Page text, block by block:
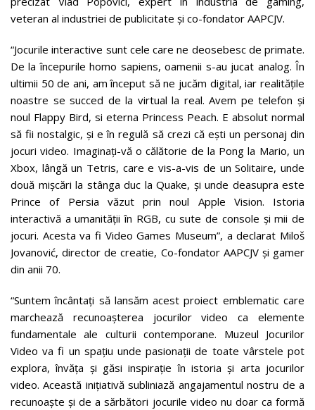
veteran al industriei de publicitate și co-fondator AAPCJV.
“Jocurile interactive sunt cele care ne deosebesc de primate.
De la începurile homo sapiens, oamenii s-au jucat analog. În
ultimii 50 de ani, am început să ne jucăm digital, iar realitățile
noastre se succed de la virtual la real. Avem pe telefon și
noul Flappy Bird, si eterna Princess Peach. E absolut normal
să fii nostalgic, și e în regulă să crezi că ești un personaj din
jocuri video. Imaginați-vă o călătorie de la Pong la Mario, un
Xbox, lângă un Tetris, care e vis-a-vis de un Solitaire, unde
două mișcări la stânga duc la Quake, și unde deasupra este
Prince of Persia văzut prin noul Apple Vision. Istoria
interactivă a umanității în RGB, cu sute de console și mii de
jocuri. Acesta va fi Video Games Museum”, a declarat Miloš
Jovanović, director de creatie, Co-fondator AAPCJV și gamer
din anii 70.
“Suntem încântați să lansăm acest proiect emblematic care
marchează recunoașterea jocurilor video ca elemente
fundamentale ale culturii contemporane. Muzeul Jocurilor
Video va fi un spațiu unde pasionații de toate vârstele pot
explora, învăța și găsi inspirație în istoria și arta jocurilor
video. Această inițiativă subliniază angajamentul nostru de a
recunoaște și de a sărbători jocurile video nu doar ca formă